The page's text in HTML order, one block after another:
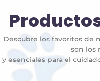
Descubre los favoritos de
son los
y esenciales para el